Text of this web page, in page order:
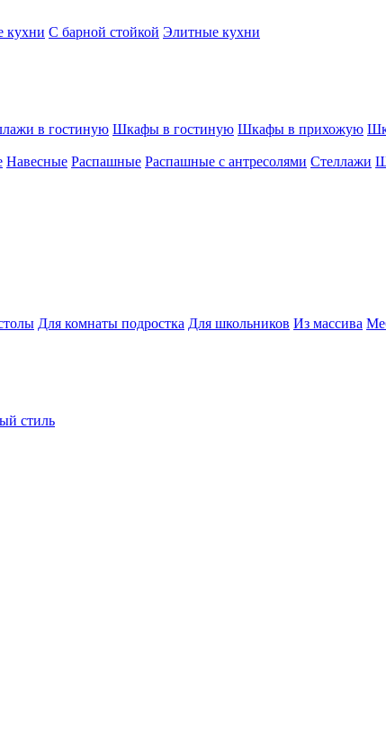
кухни С барной стойкой Элитные кухни
в гостиную Шкафы в гостиную Шкафы в прихожую
Навесные Распашные Распашные с антресолями Стеллажи
Для комнаты подростка Для школьников Из массива
стиль